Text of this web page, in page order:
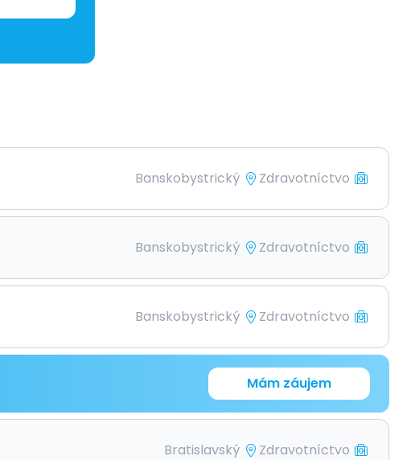
Banskobystrický Zdravotníctvo
Banskobystrický Zdravotníctvo
Banskobystrický Zdravotníctvo
Mám záujem
Bratislavský Zdravotníctvo